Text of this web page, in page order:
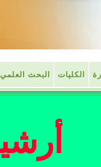
الكليات البحث العلمي